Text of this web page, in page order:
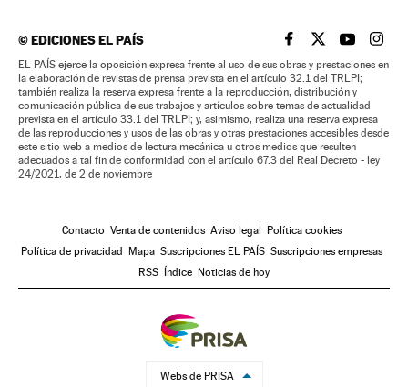
©EDICIONES EL PAÍS EL PAÍS BRASIL EN
EL PAÍSEL PAÍS
EL
EL PAÍS ejerce la oposición expresa frente al uso de sus obras y prestaciones en
la elaboración de revistas de prensa prevista en el artículo 32.1 del TRLPI;
también realiza la reserva expresa frente a la reproducción, distribución y
comunicación pública de sus trabajos y artículos sobre temas de actualidad
prevista en el artículo 33.1 del TRLPI; y, asimismo, realiza una reserva expresa
de las reproducciones y usos de las obras y otras prestaciones accesibles desde
este sitio web a medios de lectura mecánica u otros medios que resulten
adecuados a tal fin de conformidad con el artículo 67.3 del Real Decreto - ley
24/2021, de 2 de noviembre
Contacto Venta de contenidos Aviso legal
Política cookies
Política de privacidad
Mapa Suscripciones EL PAÍS Suscripciones empresas
RSS
Índice Noticias de hoy
Webs de PRISA